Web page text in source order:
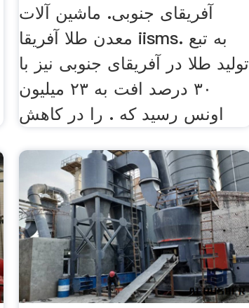
آفریقای جنوبی. ماشین آلات
معدن طلا آفریقا iisms. به تبع
تولید طلا در آفریقای جنوبی نیز با
۳۰ درصد افت به ۲۳ میلیون
اونس رسید که . را در کاهش